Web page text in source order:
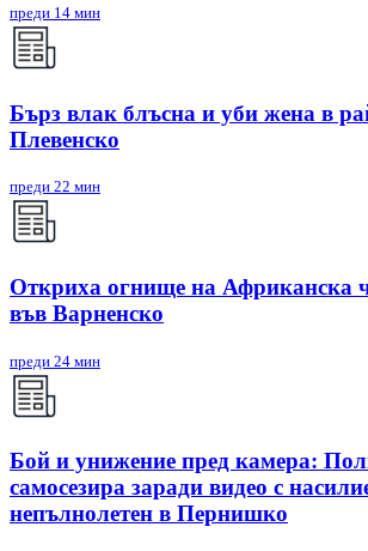
преди 14 мин
Бърз влак блъсна и уби жена в
Плевенско
преди 22 мин
Откриха огнище на Африканска
във Варненско
преди 24 мин
Бой и унижение пред камера:
самосезира заради видео с
непълнолетен в Пернишко